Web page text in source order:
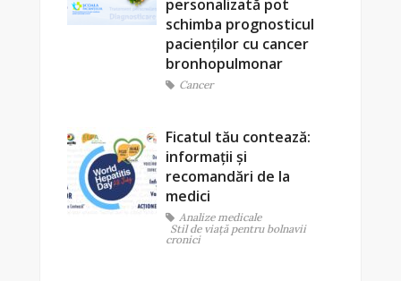
personalizată pot
schimba prognosticul
pacienților cu cancer
bronhopulmonar
Cancer
Ficatul tău contează:
informații și
recomandări de la
medici
Analize medicale
Stil de viaţă pentru bolnavii
cronici